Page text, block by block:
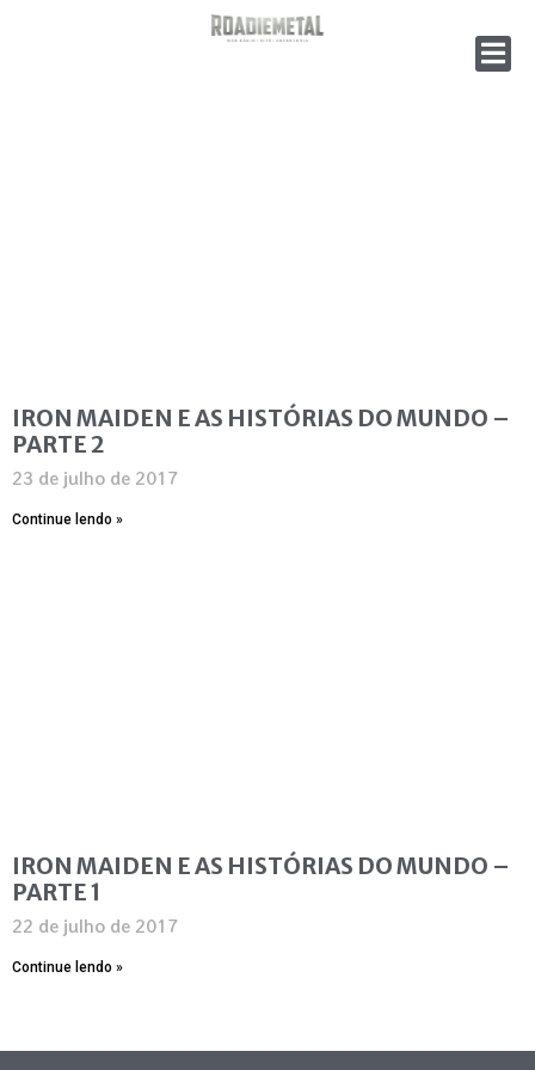
IRON MAIDEN E AS HISTÓRIAS DO MUNDO –
PARTE 2
23 de julho de 2017
Continue lendo »
IRON MAIDEN E AS HISTÓRIAS DO MUNDO –
PARTE 1
22 de julho de 2017
Continue lendo »